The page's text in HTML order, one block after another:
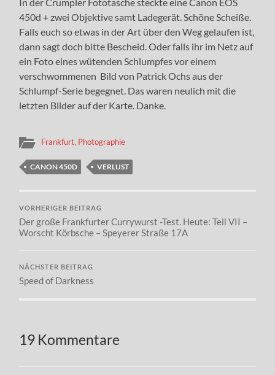
450d + zwei Objektive samt Ladegerät. Schöne Scheiße.
Falls euch so etwas in der Art über den Weg gelaufen ist,
dann sagt doch bitte Bescheid. Oder falls ihr im Netz auf
ein Foto eines wütenden Schlumpfes vor einem
verschwommenen Bild von Patrick Ochs aus der
Schlumpf-Serie begegnet. Das waren neulich mit die
letzten Bilder auf der Karte. Danke.
Frankfurt, Photographie
CANON 450D VERLUST
VORHERIGER BEITRAG
Der große Frankfurter Currywurst -Test. Heute: Teil VII –
Worscht Körbsche – Speyerer Straße 17A
NÄCHSTER BEITRAG
Speed of Darkness
19 Kommentare